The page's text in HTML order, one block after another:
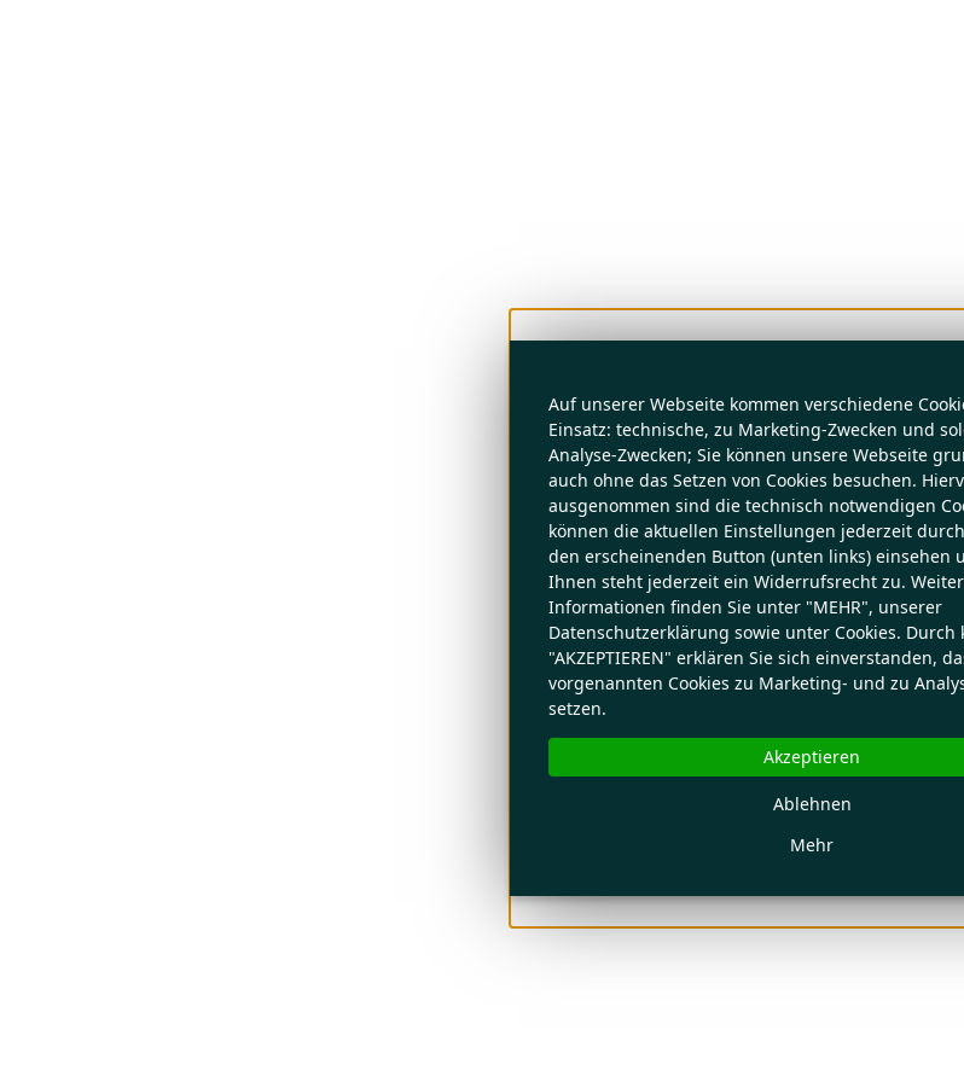
Auf unserer Webseite kommen verschiedene
Einsatz: technische, zu Marketing-Zwecken und
Analyse-Zwecken; Sie können unsere Webseite
auch ohne das Setzen von Cookies besuchen.
ausgenommen sind die technisch notwendigen
können die aktuellen Einstellungen jederzeit
den erscheinenden Button (unten links) einsehen
Ihnen steht jederzeit ein Widerrufsrecht zu.
Informationen finden Sie unter "MEHR", unserer
Datenschutzerklärung sowie unter Cookies. Durch
"AKZEPTIEREN" erklären Sie sich einverstanden,
vorgenannten Cookies zu Marketing- und zu
setzen.
Mehr
Ablehnen
Akzeptieren